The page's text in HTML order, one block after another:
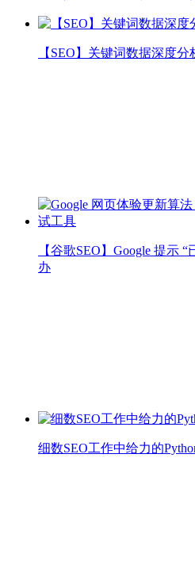
【SEO】关键词数据深度分
【谷歌SEO】Google 提示
办
细数SEO工作中给力的